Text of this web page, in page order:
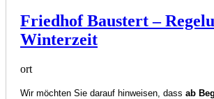
Friedhof Baustert –
Winterzeit
ort
Wir möchten Sie darauf hinweisen, dass ab